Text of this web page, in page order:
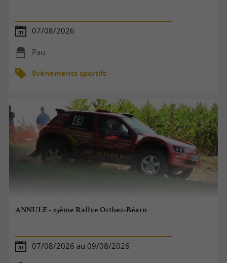
07/08/2026
Pau
Evènements sportifs
ANNULE - 25ème Rallye Orthez-Béarn
07/08/2026 au 09/08/2026